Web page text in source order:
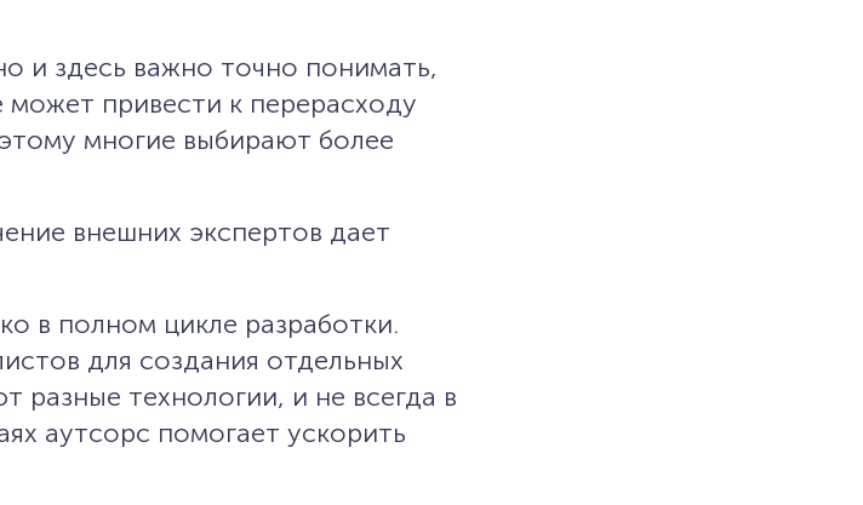
и здесь важно точно понимать,
может привести к перерасходу
многие выбирают более
внешних экспертов дает
в полном цикле разработки.
для создания отдельных
технологии, и не всегда в
аутсорс помогает ускорить